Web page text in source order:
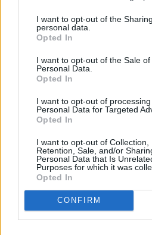
I want to opt-out of the
personal data.
Opted In
I want to opt-out of the Sale of
Personal Data.
Opted In
I want to opt-out of
Personal Data for Targeted
Opted In
I want to opt-out of Collection,
Retention, Sale, and/or
Personal Data that Is
Purposes for which it was
Opted In
CONFIRM
Kor lenge kan den stå i
Kristine - Det søte liv -
Som
svar
av
Aslaug
(ikke
bekreftet)
Et par dager så sant at du
lang nok holdbarhet, Aslaug.
bli litt tørre og seige, noe
helt optimal.
Naomi - 17.02.2019 -